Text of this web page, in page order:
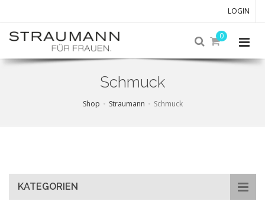
LOGIN
0
Schmuck
Shop Straumann Schmuck
KATEGORIEN